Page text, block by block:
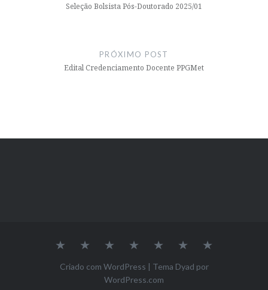
Seleção Bolsista Pós-Doutorado 2025/01
PRÓXIMO POST
Edital Credenciamento Docente PPGMet
Inicio
Graduação
Nossa PesquisaProjeto
Extensão
Editais
Criado com WordPress | Tema Dyad por
WordPress.com